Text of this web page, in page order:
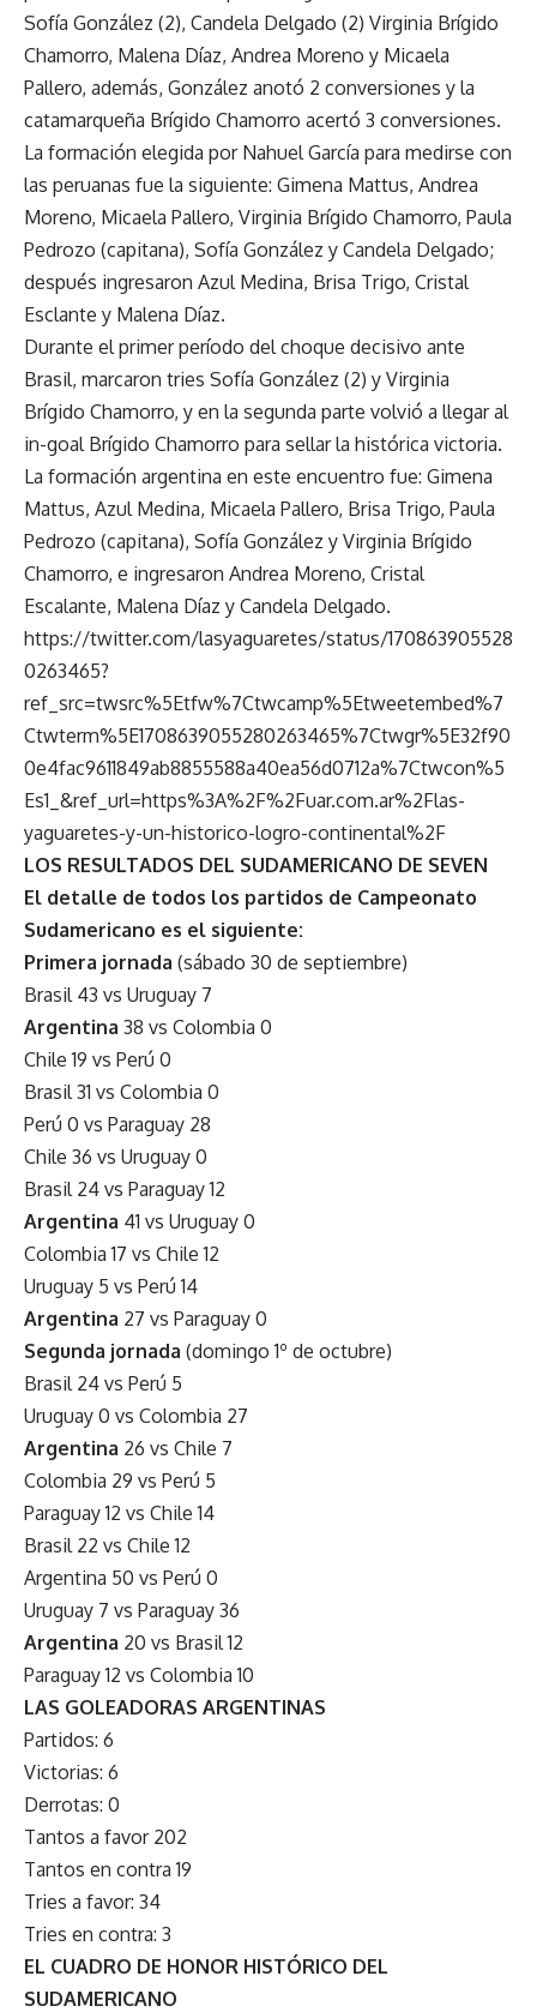
Sofía González (2), Candela Delgado (2) Virginia Brígido
Chamorro, Malena Díaz, Andrea Moreno y Micaela
Pallero, además, González anotó 2 conversiones y la
catamarqueña Brígido Chamorro acertó 3 conversiones.
La formación elegida por Nahuel García para medirse con
las peruanas fue la siguiente: Gimena Mattus, Andrea
Moreno, Micaela Pallero, Virginia Brígido Chamorro, Paula
Pedrozo (capitana), Sofía González y Candela Delgado;
después ingresaron Azul Medina, Brisa Trigo, Cristal
Esclante y Malena Díaz.
Durante el primer período del choque decisivo ante
Brasil, marcaron tries Sofía González (2) y Virginia
Brígido Chamorro, y en la segunda parte volvió a llegar al
in-goal Brígido Chamorro para sellar la histórica victoria.
La formación argentina en este encuentro fue: Gimena
Mattus, Azul Medina, Micaela Pallero, Brisa Trigo, Paula
Pedrozo (capitana), Sofía González y Virginia Brígido
Chamorro, e ingresaron Andrea Moreno, Cristal
Escalante, Malena Díaz y Candela Delgado.
https://twitter.com/lasyaguaretes/status/170863905528
0263465?
ref_src=twsrc%5Etfw%7Ctwcamp%5Etweetembed%7
Ctwterm%5E1708639055280263465%7Ctwgr%5E32f90
0e4fac9611849ab8855588a40ea56d0712a%7Ctwcon%5
Es1_&ref_url=https%3A%2F%2Fuar.com.ar%2Flas-
yaguaretes-y-un-historico-logro-continental%2F
LOS RESULTADOS DEL SUDAMERICANO DE SEVEN
El detalle de todos los partidos de Campeonato
Sudamericano es el siguiente:
Primera jornada (sábado 30 de septiembre)
Brasil 43 vs Uruguay 7
Argentina 38 vs Colombia 0
Chile 19 vs Perú 0
Brasil 31 vs Colombia 0
Perú 0 vs Paraguay 28
Chile 36 vs Uruguay 0
Brasil 24 vs Paraguay 12
Argentina 41 vs Uruguay 0
Colombia 17 vs Chile 12
Uruguay 5 vs Perú 14
Argentina 27 vs Paraguay 0
Segunda jornada (domingo 1º de octubre)
Brasil 24 vs Perú 5
Uruguay 0 vs Colombia 27
Argentina 26 vs Chile 7
Colombia 29 vs Perú 5
Paraguay 12 vs Chile 14
Brasil 22 vs Chile 12
Argentina 50 vs Perú 0
Uruguay 7 vs Paraguay 36
Argentina 20 vs Brasil 12
Paraguay 12 vs Colombia 10
LAS GOLEADORAS ARGENTINAS
Partidos: 6
Victorias: 6
Derrotas: 0
Tantos a favor 202
Tantos en contra 19
Tries a favor: 34
Tries en contra: 3
EL CUADRO DE HONOR HISTÓRICO DEL
SUDAMERICANO